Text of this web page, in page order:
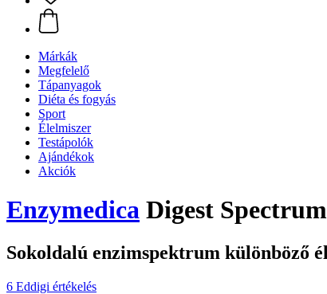
Márkák
Megfelelő
Tápanyagok
Diéta és fogyás
Sport
Élelmiszer
Testápolók
Ajándékok
Akciók
Enzymedica Digest
Sokoldalú enzimspektrum különböző
6 Eddigi értékelés